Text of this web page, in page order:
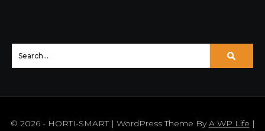
© 2026 - HORTI-SMART | WordPress Theme ByA WP Life |